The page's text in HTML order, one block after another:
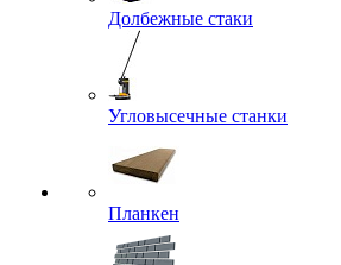
Долбежные стаки
Угловысечные станки
Планкен